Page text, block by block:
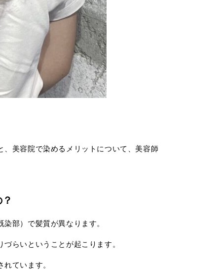
美容院で染めるメリットについて、美容師
部）で髪質が異なります。
らいということが起こります。
ています。